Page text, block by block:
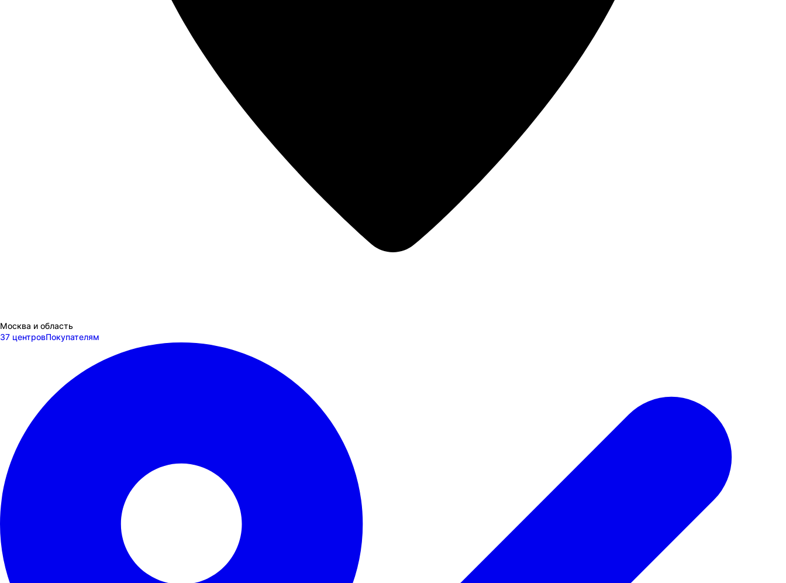
Москва и область
37 центровПокупателям